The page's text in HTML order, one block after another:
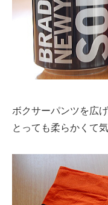
ボクサーパンツを広
とっても柔らかくて